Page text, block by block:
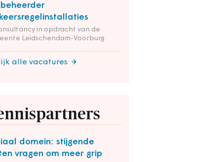
in opdracht van de
Leidschendam-Voorburg
alle vacatures
domein: stijgende
vragen om meer grip